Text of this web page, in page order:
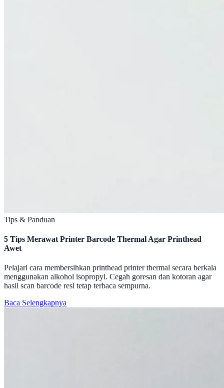
Tips & Panduan
5 Tips Merawat Printer Barcode Thermal Agar Printhead
Awet
Pelajari cara membersihkan printhead printer thermal secara berkala
menggunakan alkohol isopropyl. Cegah goresan dan kotoran agar
hasil scan barcode resi tetap terbaca sempurna.
Baca Selengkapnya